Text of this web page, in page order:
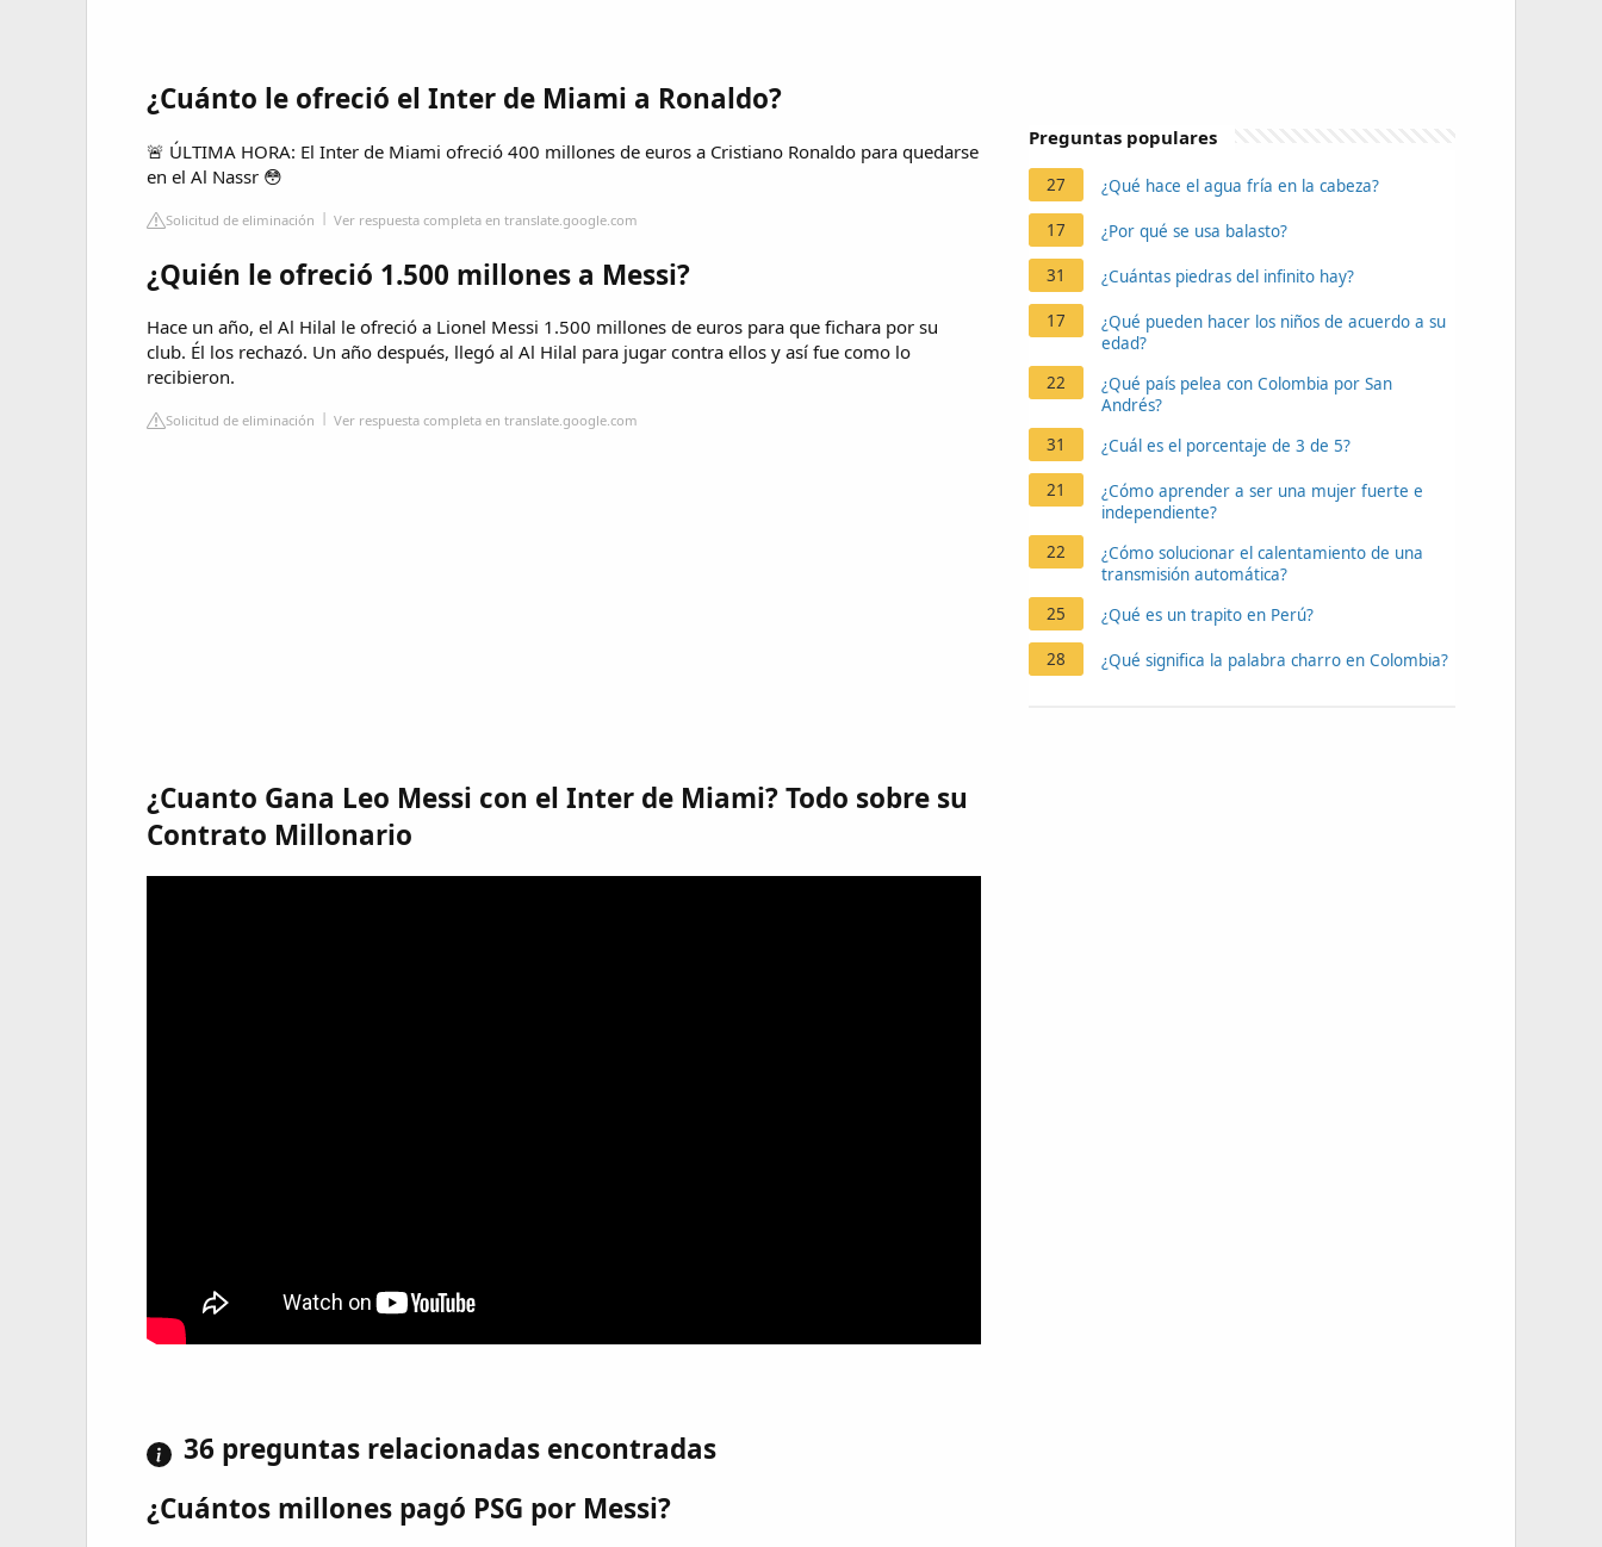
¿Cuánto le ofreció el Inter de Miami a Ronaldo?
🚨 ÚLTIMA HORA: El Inter de Miami ofreció 400 millones de euros a Cristiano Ronaldo para quedarse
en el Al Nassr 😳
Solicitud de eliminación Ver respuesta completa en translate.google.com
¿Quién le ofreció 1.500 millones a Messi?
Hace un año, el Al Hilal le ofreció a Lionel Messi 1.500 millones de euros para que fichara por su
club. Él los rechazó. Un año después, llegó al Al Hilal para jugar contra ellos y así fue como lo
recibieron.
Solicitud de eliminación Ver respuesta completa en translate.google.com
¿Cuanto Gana Leo Messi con el Inter de Miami? Todo sobre su
Contrato Millonario
36 preguntas relacionadas encontradas
¿Cuántos millones pagó PSG por Messi?
Preguntas populares
27 ¿Qué hace el agua fría en la cabeza?
17 ¿Por qué se usa balasto?
31 ¿Cuántas piedras del infinito hay?
17
¿Qué pueden hacer los niños de acuerdo a su
edad?
22
¿Qué país pelea con Colombia por San
Andrés?
31
¿Cuál es el porcentaje de 3 de 5?
21
¿Cómo aprender a ser una mujer fuerte e
independiente?
22
¿Cómo solucionar el calentamiento de una
transmisión automática?
25
¿Qué es un trapito en Perú?
28 ¿Qué significa la palabra charro en Colombia?